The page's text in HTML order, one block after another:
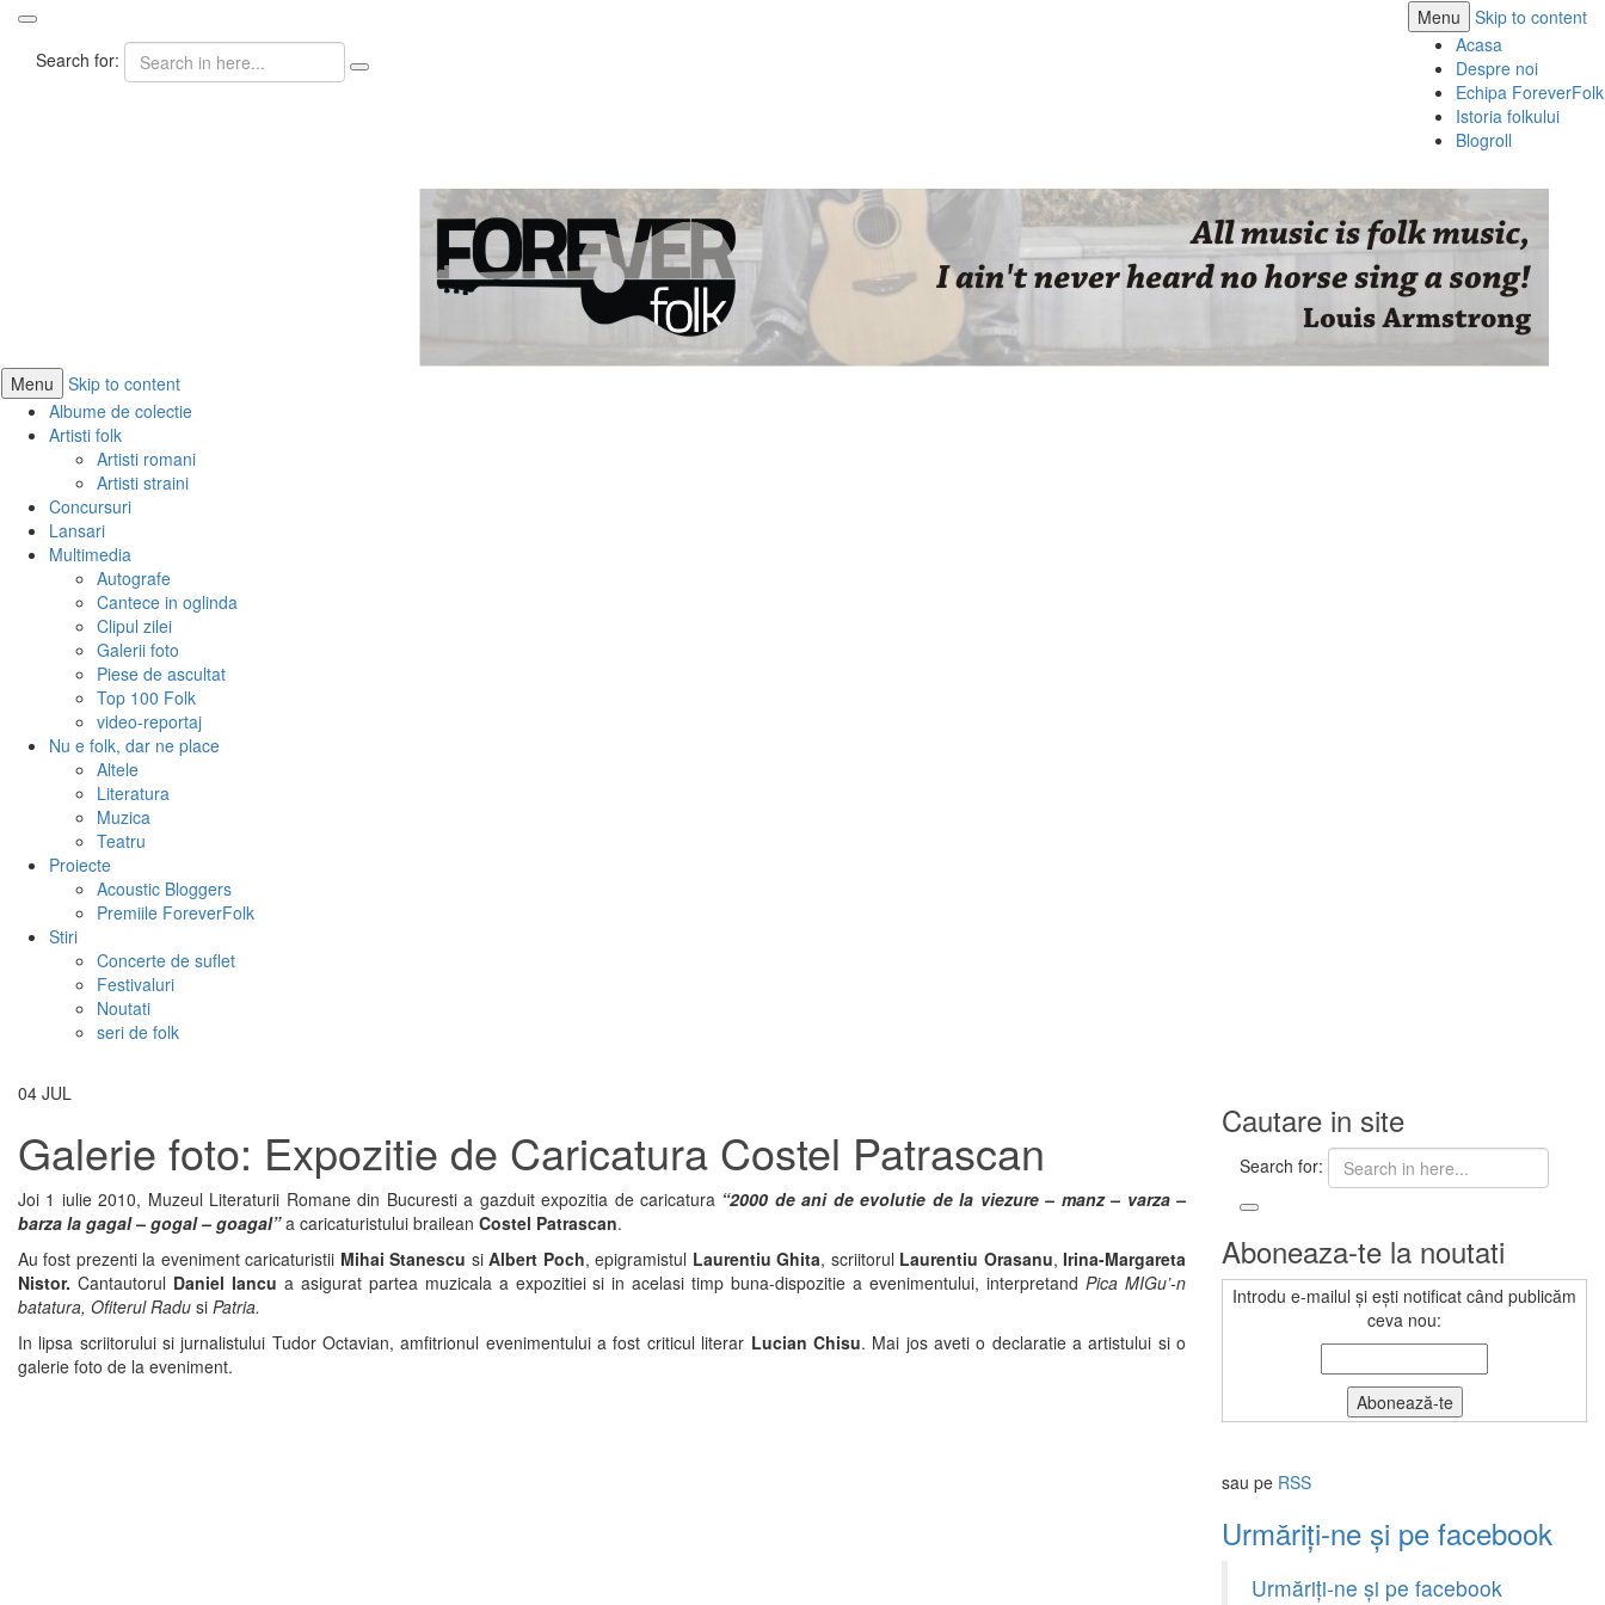
Menu
Skip to content
Acasa
Despre noi
Echipa ForeverFolk
Istoria folkului
Blogroll
Search for:
Menu
Skip to content
Albume de colectie
Artisti folk
Artisti romani
Artisti straini
Concursuri
Lansari
Multimedia
Autografe
Cantece in oglinda
Clipul zilei
Galerii foto
Piese de ascultat
Top 100 Folk
video-reportaj
Nu e folk, dar ne place
Altele
Literatura
Muzica
Teatru
Proiecte
Acoustic Bloggers
Premiile ForeverFolk
Stiri
Concerte de suflet
Festivaluri
Noutati
seri de folk
04 JUL
Galerie foto: Expozitie de Caricatura Costel Patrascan
Joi 1 iulie 2010, Muzeul Literaturii Romane din Bucuresti a gazduit expozitia de caricatura “2000 de ani de evolutie de la viezure – manz – varza –
barza la gagal – gogal – goagal”a caricaturistului brailean Costel Patrascan.
Au fost prezenti la eveniment caricaturistii Mihai Stanescu siAlbert Poch, epigramistul Laurentiu Ghita, scriitorul Laurentiu Orasanu,Irina-Margareta
Nistor. Cantautorul Daniel Iancu a asigurat partea muzicala a expozitiei si in acelasi timp buna-dispozitie a evenimentului, interpretandPica MIGu’-n
batatura, Ofiterul Radu si Patria.
In lipsa scriitorului si jurnalistului Tudor Octavian, amfitrionul evenimentului a fost criticul literar Lucian Chisu. Mai jos aveti o declaratie a artistului si o
galerie foto de la eveniment.
Cautare in site
Search for:
Aboneaza-te la noutati
Introdu e-mailul și ești notificat când publicăm
ceva nou:
sau pe RSS
Urmăriți-ne și pe facebook
Urmăriți-ne și pe facebook